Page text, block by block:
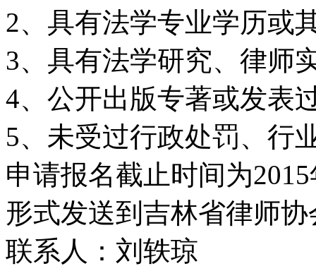
2、具有法学专业学历或
3、具有法学研究、律师
4、公开出版专著或发表
5、未受过行政处罚、行
申请报名截止时间为
形式发送到吉林省律师协
联系人：刘轶琼